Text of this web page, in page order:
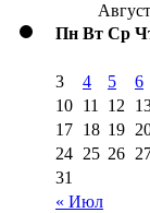
Пн Вт Ср
« Июл
3
4 5 6
10 11 12
17 18 19
24 25 26
31